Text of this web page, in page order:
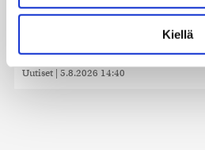
Lue lisää siitä, miten
suostumustasi tai peruuttaa sen
evästeilmoituksessa.
Kiellä
Lohi roimi Purran esitystä
olisi ollut viimeinen hetki ottaa
käteen”
Uutiset | 5.8.2026 14:40